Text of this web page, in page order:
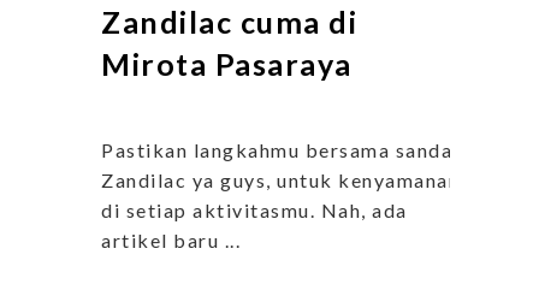
Zandilac cuma di
Mirota Pasaraya
Pastikan langkahmu bersama sandal
Zandilac ya guys, untuk kenyamanan
di setiap aktivitasmu. Nah, ada
artikel baru ...